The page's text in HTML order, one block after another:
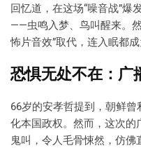
回忆道，在这场“噪音战”爆
——虫鸣入梦、鸟叫醒来。
怖片音效”取代，连入眠都成
恐惧无处不在：广
66岁的安孝哲提到，朝鲜
化本国政权。然而，这次的
鬼叫，令人毛骨悚然，仿佛